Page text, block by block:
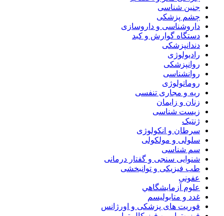
جنین شناسی
چشم پزشکی
داروشناسی و داروسازی
دستگاه گوارش و کبد
دندانپزشکی
رادیولوژی
روانپزشکی
روانشناسی
روماتولوژی
ریه و مجاری تنفسی
زنان و زایمان
زیست شناسی
ژنتیک
سرطان و انکولوژی
سلولی و مولکولی
سم شناسی
شنوایی سنجی و گفتار درمانی
طب فیزیکی و توانبخشی
عفونی
علوم آزمايشگاهي
غدد و متابولیسم
فوریت های پزشکی و اورژانس